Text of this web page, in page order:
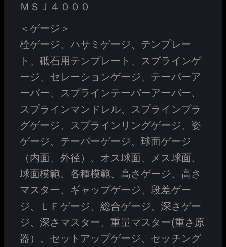
ＭＳＪ４０００
＜ゲージ＞
栓ゲージ、ハサミゲージ、テンプレー
ト、砥石用テンプレート、スプラインゲ
ージ、セレーションゲージ、テーパーア
ーバー、スプラインテーパーアーバー、
スプラインマンドレル、スプラインプラ
グゲージ、スプラインリングゲージ、姿
ゲージ、テーパーゲージ、球面ゲージ
（内面、外径）、オス球面、メス球面、
球面模範、各種模範、高さゲージ、高さ
マスター、ギャップゲージ、段差ゲー
ジ、ＬＦゲージ、総合ゲージ、深さゲー
ジ、深さマスター、重量マスター(重さ原
器）、セットアップゲージ、セッチング